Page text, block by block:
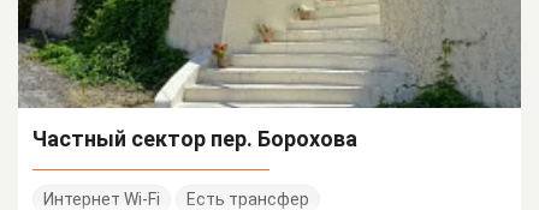
Частный сектор пер. Борохова
Интернет Wi-Fi Есть трансфер